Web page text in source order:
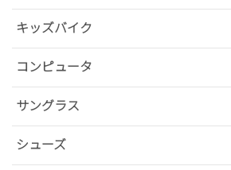
キッズバイク
コンピュータ
サングラス
シューズ